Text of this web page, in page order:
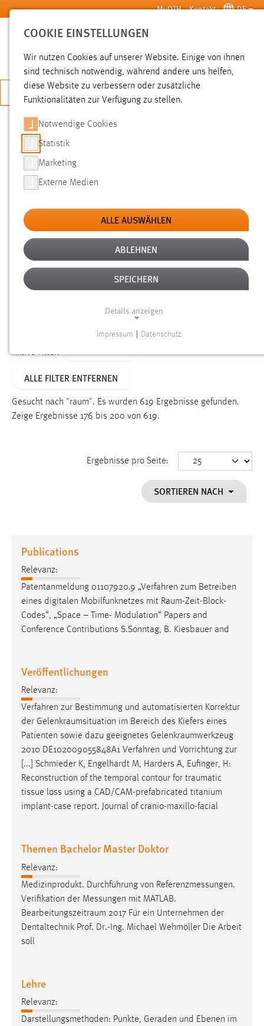
Zum Hauptinhalt springen MyOTH Kontakt DE
SUCHE
JETZT BEWERBEN
SUCHE
FILTER
Typ
Erstellungsdatum
Alter
Aktive Filter:
ALLE FILTER ENTFERNEN
Gesucht nach "raum". Es wurden 619 Ergebnisse gefunden.
Zeige Ergebnisse 176 bis 200 von 619.
Ergebnisse pro Seite:
SORTIEREN NACH
Publications
Relevanz:
Patentanmeldung 01107920.9 „Verfahren zum Betreiben
eines digitalen Mobilfunknetzes mit Raum-Zeit-Block-
Codes“, „Space – Time- Modulation“ Papers and
Conference Contributions S.Sonntag, B. Kiesbauer and
Veröffentlichungen
Relevanz:
Verfahren zur Bestimmung und automatisierten Korrektur
der Gelenkraumsituation im Bereich des Kiefers eines
Patienten sowie dazu geeignetes Gelenkraumwerkzeug
2010 DE102009055848A1 Verfahren und Vorrichtung zur
[...] Schmieder K, Engelhardt M, Harders A, Eufinger, H:
Reconstruction of the temporal contour for traumatic
tissue loss using a CAD/CAM-prefabricated titanium
implant-case report. Journal of cranio-maxillo-facial
Themen Bachelor Master Doktor
Relevanz:
Medizinprodukt. Durchführung von Referenzmessungen.
Verifikation der Messungen mit MATLAB.
Bearbeitungszeitraum 2017 Für ein Unternehmen der
Dentaltechnik Prof. Dr.-Ing. Michael Wehmöller Die Arbeit
soll
Lehre
Relevanz:
Darstellungsmethoden: Punkte, Geraden und Ebenen im
COOKIE EINSTELLUNGEN
Wir nutzen Cookies auf unserer Website. Einige von ihnen
sind technisch notwendig, während andere uns helfen,
diese Website zu verbessern oder zusätzliche
Funktionalitäten zur Verfügung zu stellen.
Notwendige Cookies
Statistik
Marketing
Externe Medien
ALLE AUSWÄHLEN
ABLEHNEN
SPEICHERN
Details anzeigen
Funktionen und sind für die einwandfreie Funktion der
Einverständnis
cookie_consent
Dieser Cookie speichert die ausgewählten Einverständnis-
Performance
Name:
Zweck:
Sprachpräferenz
Name:
site-language-preference
Zweck:
Das Cookie speichert die gewählte Sprache der Website.
Cookie Laufzeit:
30 Tage
Name:
MibewSessionID, MIBEW_UserID, mibew_locale, mibew-
chat-frame-style-5e9dbeb1811c0446
Zweck:
Wird benötigt um die Chatfunktion nutzen zu können.
Login
Impressum Datenschutz